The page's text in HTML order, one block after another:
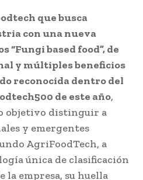
que busca
con una nueva
“Fungi based food”, de
y múltiples beneficios
reconocida dentro del
de este año,
objetivo distinguir a
y emergentes
AgriFoodTech, a
única de clasificación
la empresa, su huella